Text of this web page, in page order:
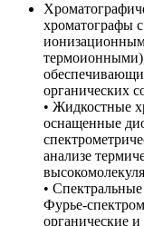
хроматографы
органических
• Жидкостные
оснащенные
анализе
•
Фурье-
органические